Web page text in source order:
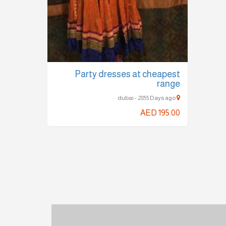
Party dresses at cheapest
range
dubai - 2855 Days ago
AED 195.00